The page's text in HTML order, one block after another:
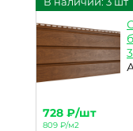
728 ₽/шт
809 ₽/м2